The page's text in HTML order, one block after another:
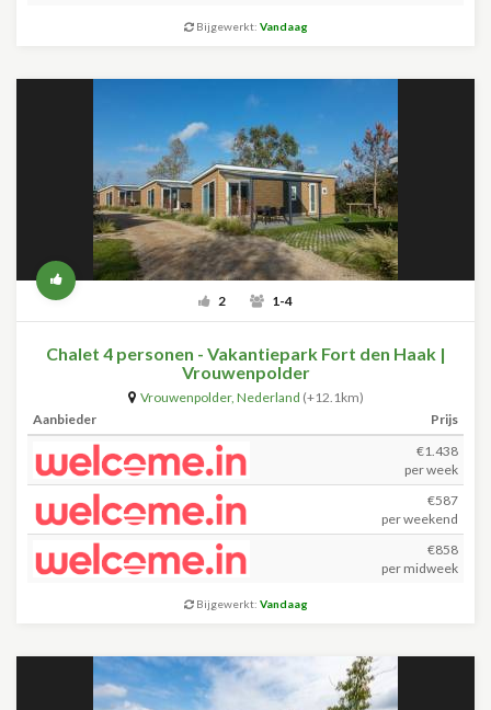
Bijgewerkt: Vandaag
2 1-4
Chalet 4 personen - Vakantiepark Fort den Haak |
Vrouwenpolder
Vrouwenpolder, Nederland (+12.1km)
Aanbieder
Prijs
€1.438
per week
€587
per weekend
€858
per midweek
Bijgewerkt: Vandaag